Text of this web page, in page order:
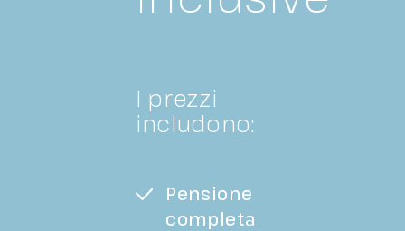
I prezzi
includono:
Pensione
completa